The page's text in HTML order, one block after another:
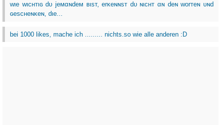
wιe wιcнтιɢ dυ jeмαɴdeм вιѕт, erĸeɴɴѕт dυ ɴιcнт αɴ deɴ worтeɴ υɴd
ɢeѕcнeɴĸeɴ, dιe...
bei 1000 likes, mache ich ......... nichts.so wie alle anderen :D